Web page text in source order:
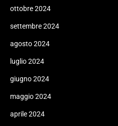
ottobre 2024
settembre 2024
agosto 2024
luglio 2024
giugno 2024
maggio 2024
aprile 2024